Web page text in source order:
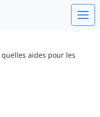
aides pour les